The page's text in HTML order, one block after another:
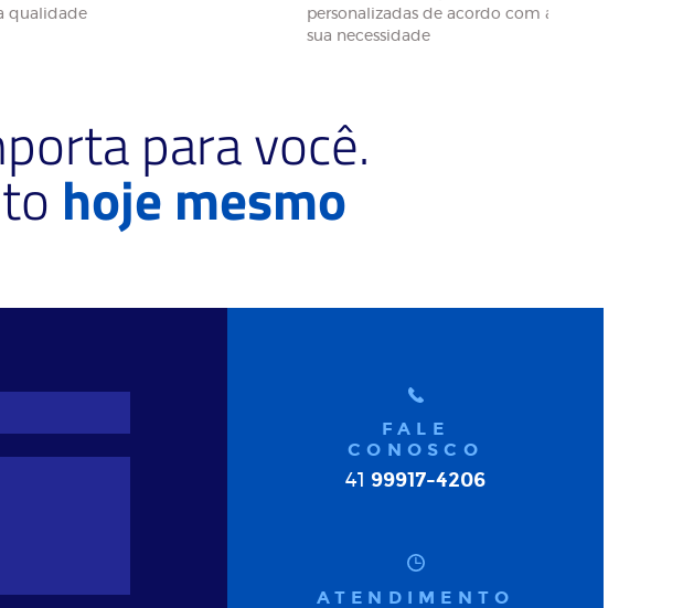
qualidade
personalizadas de acordo com a
sua necessidade
para você.
hoje mesmo
FALE
CONOSCO
41 99917-4206
ATENDIMENTO